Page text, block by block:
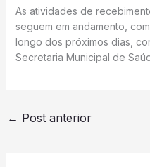
As atividades de
seguem em andamento,
longo dos próximos dias,
Secretaria Municipal de
← Post anterior